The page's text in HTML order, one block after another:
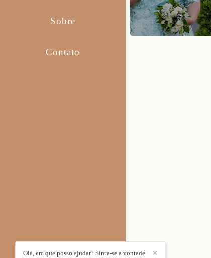
Sobre
Contato
✕
Olá, em que posso ajudar? Sinta-se a vontade